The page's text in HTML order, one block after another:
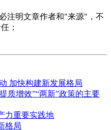
注明文章作者和"来源"，不
；
加快构建新发展格局
质增效”“两新”政策的主要
力重要实践地
格局